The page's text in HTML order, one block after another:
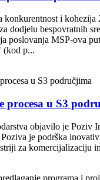
konkurentnost i kohezija
dodjelu bespovratnih
poslovanja MSP-ova
(kod p...
procesa u S3
objavilo je Poziv
je podrška
za komercijalizaciju